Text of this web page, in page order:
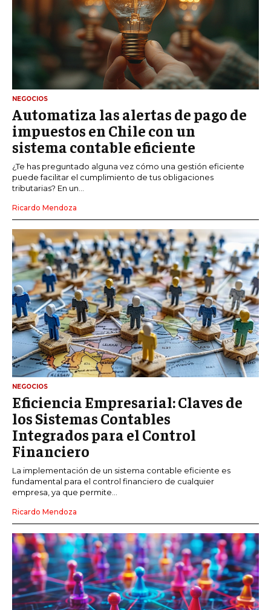
NEGOCIOS
Automatiza las alertas de pago de
impuestos en Chile con un
sistema contable eficiente
¿Te has preguntado alguna vez cómo una gestión eficiente
puede facilitar el cumplimiento de tus obligaciones
tributarias? En un...
Ricardo Mendoza
NEGOCIOS
Eficiencia Empresarial: Claves de
los Sistemas Contables
Integrados para el Control
Financiero
La implementación de un sistema contable eficiente es
fundamental para el control financiero de cualquier
empresa, ya que permite...
Ricardo Mendoza